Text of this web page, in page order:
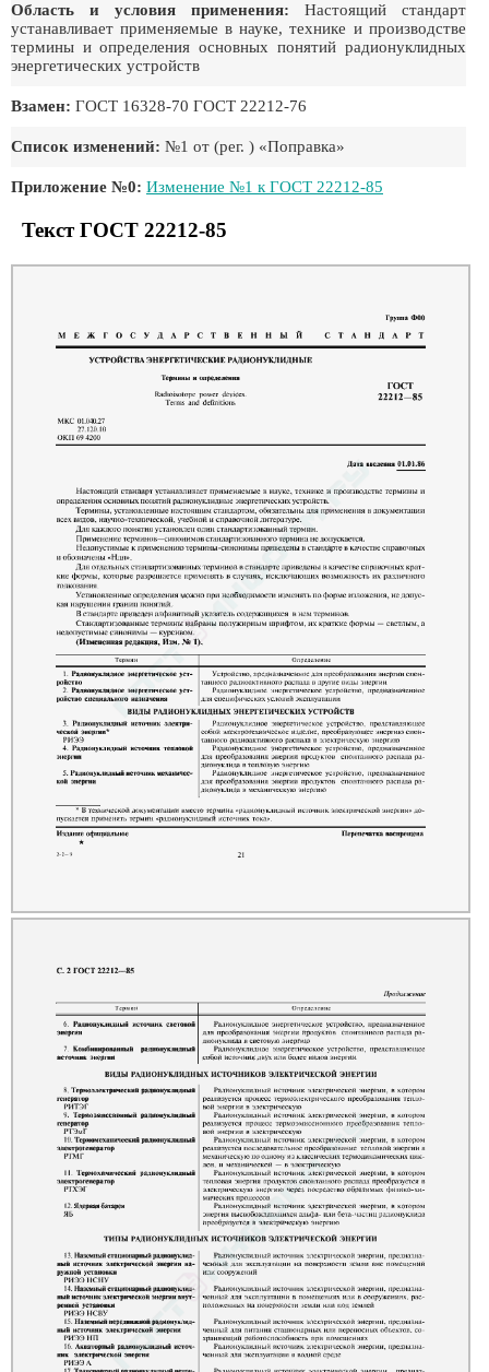
Область и условия применения: Настоящий стандарт
устанавливает применяемые в науке, технике и производстве
термины и определения основных понятий радионуклидных
энергетических устройств
Взамен: ГОСТ 16328-70 ГОСТ 22212-76
Список изменений: №1 от (рег. ) «Поправка»
Приложение №0: Изменение №1 к ГОСТ 22212-85
Текст ГОСТ 22212-85